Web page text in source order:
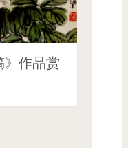
》作品赏